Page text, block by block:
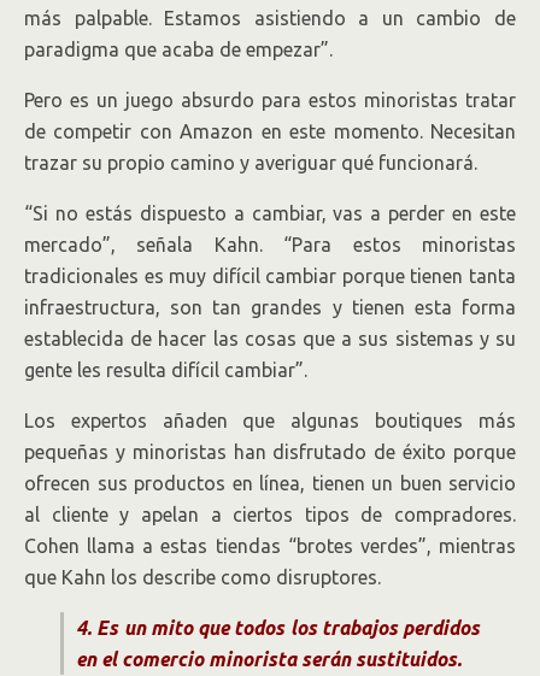
más palpable. Estamos asistiendo a un cambio de
paradigma que acaba de empezar”.
Pero es un juego absurdo para estos minoristas tratar
de competir con Amazon en este momento. Necesitan
trazar su propio camino y averiguar qué funcionará.
“Si no estás dispuesto a cambiar, vas a perder en este
mercado”, señala Kahn. “Para estos minoristas
tradicionales es muy difícil cambiar porque tienen tanta
infraestructura, son tan grandes y tienen esta forma
establecida de hacer las cosas que a sus sistemas y su
gente les resulta difícil cambiar”.
Los expertos añaden que algunas boutiques más
pequeñas y minoristas han disfrutado de éxito porque
ofrecen sus productos en línea, tienen un buen servicio
al cliente y apelan a ciertos tipos de compradores.
Cohen llama a estas tiendas “brotes verdes”, mientras
que Kahn los describe como disruptores.
4. Es un mito que todos los trabajos perdidos
en el comercio minorista serán sustituidos.